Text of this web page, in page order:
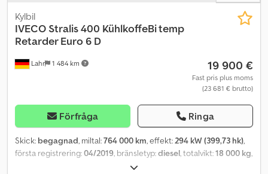
Lahr 1 484 km
Kylbil
IVECO Stralis 400 KühlkoffeBi temp
Retarder Euro 6 D
19 900 €
Fast pris plus moms
(23 681 € brutto)
Förfråga Ringa
Skick: begagnad, miltal:764 000 km, effekt:294 kW (399,73 hk),
första registrering:04/2019, bränsletyp:diesel, totalvikt:18 000 kg,
, bromsar: